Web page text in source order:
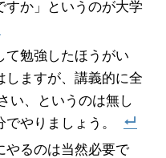
すか」というのが大学
て勉強したほうがい
しますが、講義的に全
い、というのは無し
やりましょう。
やるのは当然必要で